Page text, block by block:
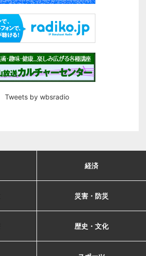
Tweets by wbsradio
経済
災害・防災
歴史・文化